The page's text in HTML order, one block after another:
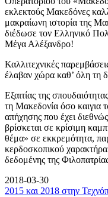
εκλεκτούς Μακεδόνες
μακραίωνη ιστορία της
διέδωσε τον Ελληνικό
Μέγα Αλέξανδρο!
Καλλιτεχνικές
έλαβαν χώρα καθ’ όλη τη
Εξαιτίας της
τη Μακεδονία όσο καιγια
απήχησης που έχει
βρίσκεται σε κρίσιμη
θέμα» σε εκκρεμότητα,
κερδοσκοπικού
δεδομένης της
2018-03-30
2015 και 2018 στην